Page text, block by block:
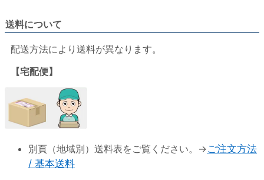
送料について
配送方法により送料が異なります。
【宅配便】
別頁（地域別）送料表をご覧ください。→ご注文方法
/ 基本送料